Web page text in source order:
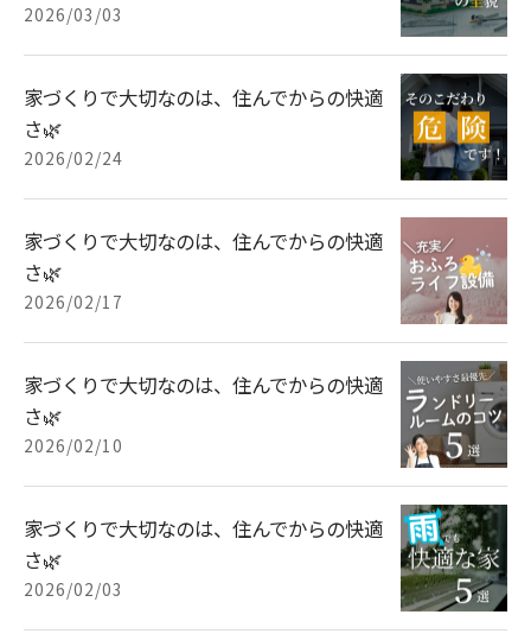
2026/03/03
家づくりで大切なのは、住んでからの快適
さ🌿
2026/02/24
家づくりで大切なのは、住んでからの快適
さ🌿
2026/02/17
家づくりで大切なのは、住んでからの快適
さ🌿
2026/02/10
家づくりで大切なのは、住んでからの快適
さ🌿
2026/02/03